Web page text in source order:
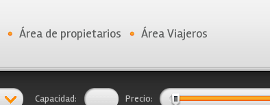
Área de propietarios Área Viajeros
Capacidad: Precio: